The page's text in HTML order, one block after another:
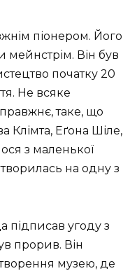
піонером. Його
мейнстрім. Він був
початку 20
Не всяке
таке, що
Клімта, Еґона Шіле,
з маленької
на одну з
підписав угоду з
прорив. Він
музею, де